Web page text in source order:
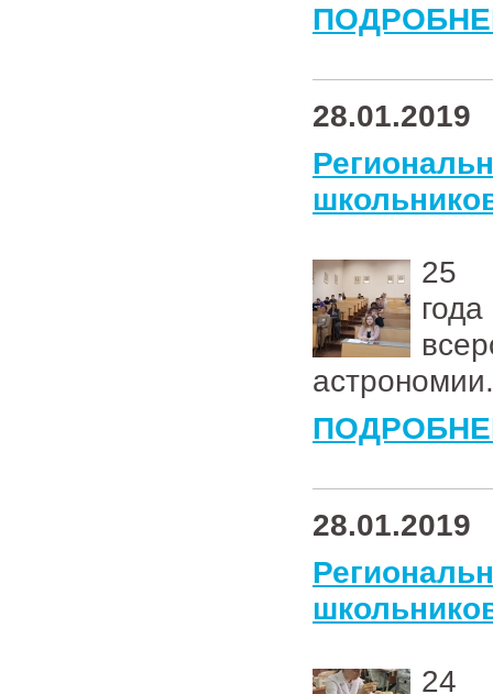
28.01.2019
28.01.2019
24